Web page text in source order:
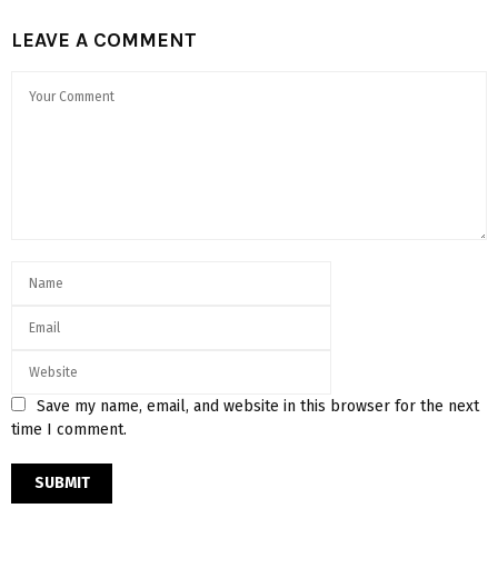
LEAVE A COMMENT
Save my name, email, and website in this browser for the next
time I comment.